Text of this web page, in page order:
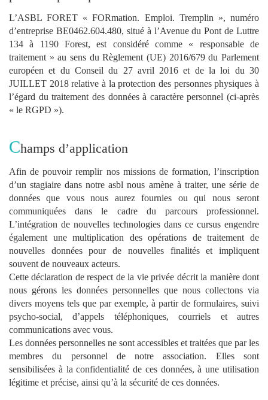
L’ASBL FORET « FORmation. Emploi. Tremplin », numéro
d’entreprise BE0462.604.480, situé à l’Avenue du Pont de Luttre
134 à 1190 Forest, est considéré comme « responsable de
traitement » au sens du Règlement (UE) 2016/679 du Parlement
européen et du Conseil du 27 avril 2016 et de la loi du 30
JUILLET 2018 relative à la protection des personnes physiques à
l’égard du traitement des données à caractère personnel (ci-après
« le RGPD »).
Champs d’application
Afin de pouvoir remplir nos missions de formation, l’inscription
d’un stagiaire dans notre asbl nous amène à traiter, une série de
données que vous nous aurez fournies ou qui nous seront
communiquées dans le cadre du parcours professionnel.
L’intégration de nouvelles technologies dans ce cursus engendre
également une multiplication des opérations de traitement de
nouvelles données pour de nouvelles finalités et impliquent
souvent de nouveaux acteurs.
Cette déclaration de respect de la vie privée décrit la manière dont
nous gérons les données personnelles que nous collectons via
divers moyens tels que par exemple, à partir de formulaires, suivi
psycho-social, d’appels téléphoniques, courriels et autres
communications avec vous.
Les données personnelles ne sont accessibles et traitées que par les
membres du personnel de notre association. Elles sont
sensibilisées à la confidentialité de ces données, à une utilisation
légitime et précise, ainsi qu’à la sécurité de ces données.